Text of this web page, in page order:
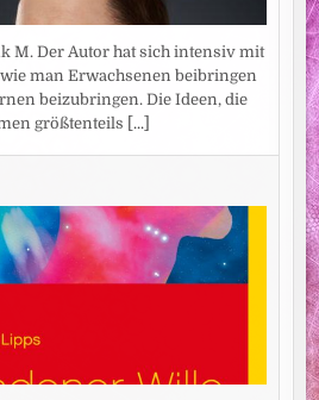
M. Der Autor hat sich intensiv mit
man Erwachsenen beibringen
beizubringen. Die Ideen, die
größtenteils
[...]